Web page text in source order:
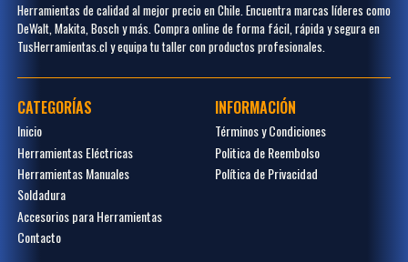
Herramientas de calidad al mejor precio en Chile. Encuentra marcas líderes como
DeWalt, Makita, Bosch y más. Compra online de forma fácil, rápida y segura en
TusHerramientas.cl y equipa tu taller con productos profesionales.
CATEGORÍAS
Inicio
Herramientas Eléctricas
Herramientas Manuales
Soldadura
Accesorios para Herramientas
Contacto
INFORMACIÓN
Términos y Condiciones
Politica de Reembolso
Política de Privacidad